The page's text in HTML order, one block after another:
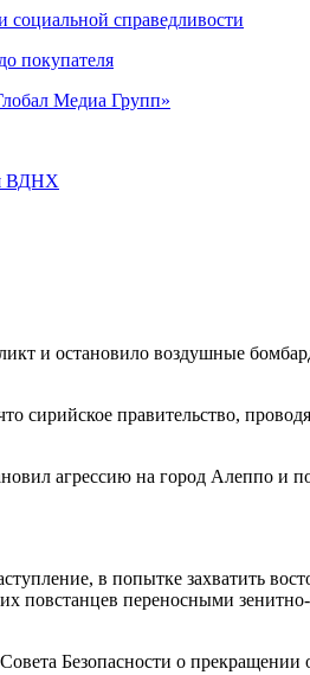
справедливости
покупателя
Медиа Групп»
ВДНХ
и остановило воздушные
правительство,
агрессию на город Алеппо и
в попытке захватить
повстанцев переносными
Безопасности о прекращении